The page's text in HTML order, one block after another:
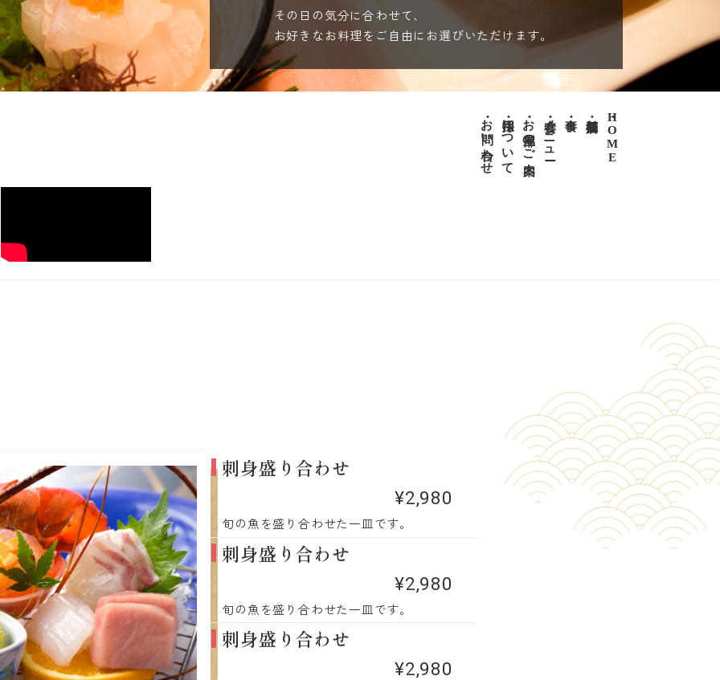
その日の気分に合わせて、
お好きなお料理をご自由にお選びいただけます。
・お問い合わせ・採用について・お部屋のご案内 ・宴会メニュー ・HOME
刺身盛り合わせ
¥2,980
旬の魚を盛り合わせた一皿です。
刺身盛り合わせ
¥2,980
旬の魚を盛り合わせた一皿です。
刺身盛り合わせ
¥2,980